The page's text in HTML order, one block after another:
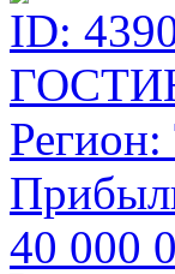
ID:
Регион:
40 000